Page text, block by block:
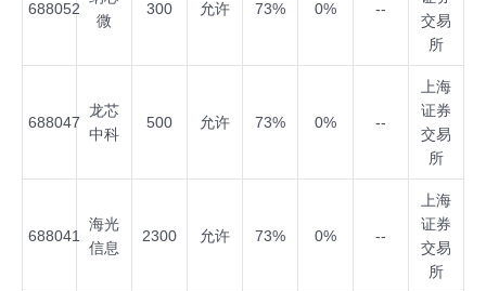
688052
微
300 允许 73% 0% --
交易
所
688047
龙芯
中科
500 允许 73% 0% --
上海
证券
交易
所
688041
海光
信息
2300 允许 73% 0% --
上海
证券
交易
所